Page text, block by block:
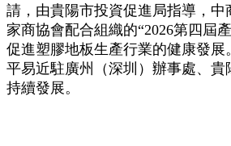
請，由貴陽市投資促進局指導，
家商協會配合組織的“2026第四屆
促進塑膠地板生產行業的健康發
平易近駐廣州（深圳）辦事處、
持續發展。